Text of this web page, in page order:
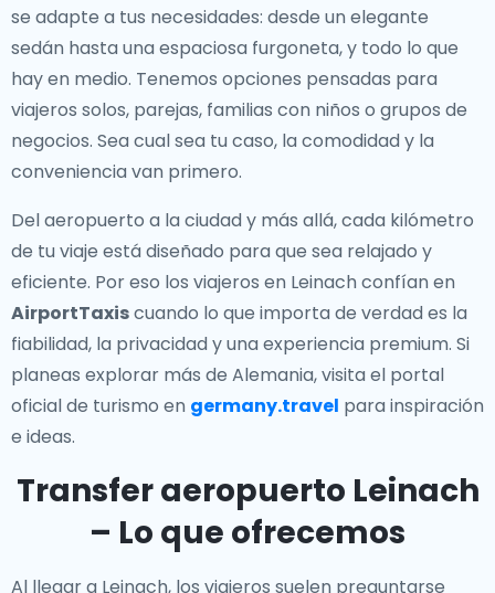
se adapte a tus necesidades: desde un elegante
sedán hasta una espaciosa furgoneta, y todo lo que
hay en medio. Tenemos opciones pensadas para
viajeros solos, parejas, familias con niños o grupos de
negocios. Sea cual sea tu caso, la comodidad y la
conveniencia van primero.
Del aeropuerto a la ciudad y más allá, cada kilómetro
de tu viaje está diseñado para que sea relajado y
eficiente. Por eso los viajeros en Leinach confían en
AirportTaxiscuando lo que importa de verdad es la
fiabilidad, la privacidad y una experiencia premium. Si
planeas explorar más de Alemania, visita el portal
oficial de turismo en germany.travel para inspiración
e ideas.
Transfer aeropuerto Leinach
– Lo que ofrecemos
Al llegar a Leinach, los viajeros suelen preguntarse